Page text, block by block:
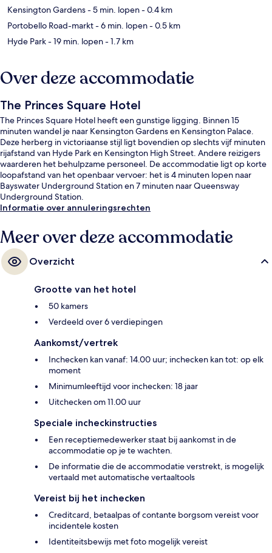
Kensington Gardens- 5 min. lopen- 0.4 km
Portobello Road-markt- 6 min. lopen- 0.5 km
Hyde Park- 19 min. lopen- 1.7 km
Over deze accommodatie
The Princes Square Hotel
The Princes Square Hotel heeft een gunstige ligging. Binnen 15
minuten wandel je naar Kensington Gardens en Kensington Palace.
Deze herberg in victoriaanse stijl ligt bovendien op slechts vijf minuten
rijafstand van Hyde Park en Kensington High Street. Andere reizigers
waarderen het behulpzame personeel. De accommodatie ligt op korte
loopafstand van het openbaar vervoer: het is 4 minuten lopen naar
Bayswater Underground Station en 7 minuten naar Queensway
Underground Station.
Informatie over annuleringsrechten
Meer over deze accommodatie
Overzicht
Grootte van het hotel
50 kamers
Verdeeld over 6 verdiepingen
Aankomst/vertrek
Inchecken kan vanaf: 14.00 uur; inchecken kan tot: op elk
moment
Minimumleeftijd voor inchecken: 18 jaar
Uitchecken om 11.00 uur
Speciale incheckinstructies
Een receptiemedewerker staat bij aankomst in de
accommodatie op je te wachten.
De informatie die de accommodatie verstrekt, is mogelijk
vertaald met automatische vertaaltools
Vereist bij het inchecken
Creditcard, betaalpas of contante borgsom vereist voor
incidentele kosten
Identiteitsbewijs met foto mogelijk vereist